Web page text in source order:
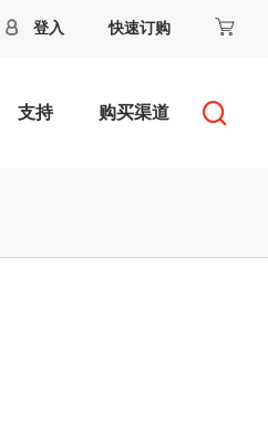
登入 快速订购
支持 购买渠道